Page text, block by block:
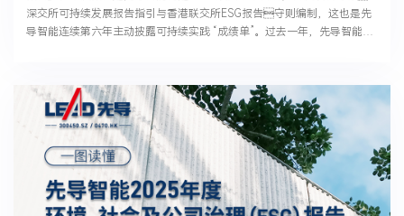
深交所可持续发展报告指引与香港联交所ESG报告守则编制，这也是先
导智能连续第六年主动披露可持续实践 “成绩单”。过去一年，先导智能